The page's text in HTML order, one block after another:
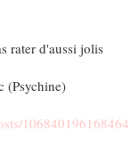
rater d'aussi jolis
(Psychine)
106840196168464